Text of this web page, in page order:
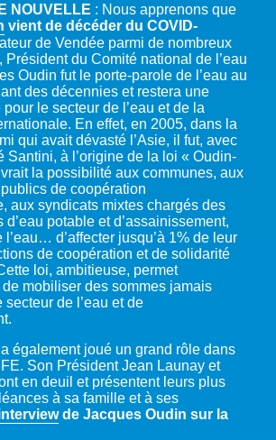
NOUVELLE : Nous apprenons que
vient de décéder du COVID-
de Vendée parmi de nombreux
Président du Comité national de l’eau
Oudin fut le porte-parole de l’eau au
des décennies et restera une
le secteur de l’eau et de la
En effet, en 2005, dans la
qui avait dévasté l’Asie, il fut, avec
Santini, à l’origine de la loi « Oudin-
la possibilité aux communes, aux
de coopération
aux syndicats mixtes chargés des
potable et d’assainissement,
d’affecter jusqu’à 1% de leur
de coopération et de solidarité
loi, ambitieuse, permet
mobiliser des sommes jamais
de l’eau et de
également joué un grand rôle dans
Son Président Jean Launay et
en deuil et présentent leurs plus
à sa famille et à ses
de Jacques Oudin sur la